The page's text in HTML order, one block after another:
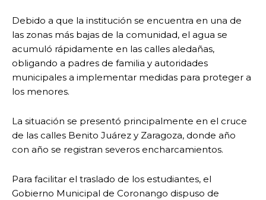
Debido a que la institución se encuentra en una de
las zonas más bajas de la comunidad, el agua se
acumuló rápidamente en las calles aledañas,
obligando a padres de familia y autoridades
municipales a implementar medidas para proteger a
los menores.
La situación se presentó principalmente en el cruce
de las calles Benito Juárez y Zaragoza, donde año
con año se registran severos encharcamientos.
Para facilitar el traslado de los estudiantes, el
Gobierno Municipal de Coronango dispuso de